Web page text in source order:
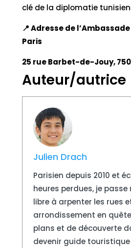
clé de la diplomatie
📍 Adresse de
Paris
25 rue Barbet-de-Jouy,
Auteur/autrice
Julien Drach
Parisien depuis 2010 et
heures perdues, je
libre à arpenter les rues
arrondissement en
plans et de découverte
devenir guide touristique